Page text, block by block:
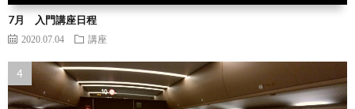
7月 入門講座日程
2020.07.04 講座